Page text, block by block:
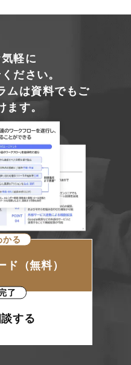
軽に
ださい。
ムは資料でもご
ます。
かる
ド（無料）
了
する